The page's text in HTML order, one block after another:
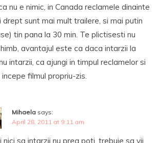
nu e nimic, in Canada reclamele dinainte
sunt mai mult trailere, si mai putin
tin pana la 30 min. Te plictisesti nu
avantajul este ca daca intarzii la
intarzii, ca ajungi in timpul reclamelor si
filmul propriu-zis.
Mihaela says:
April 28, 2011 at 9:11 am
nici sa intarzii nu prea poti, trebuie sa vii